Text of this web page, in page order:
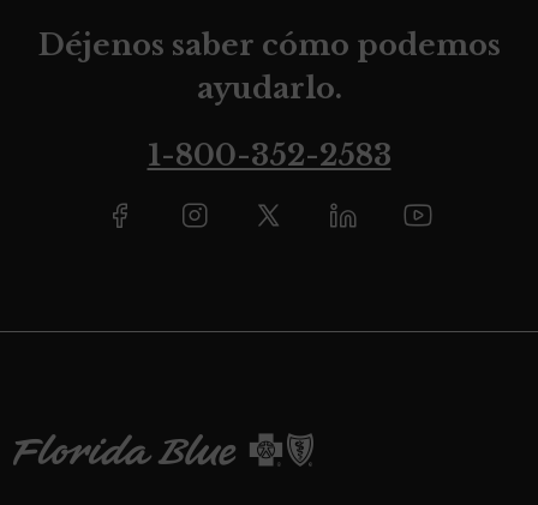
Déjenos saber cómo podemos
ayudarlo.
1-800-352-2583